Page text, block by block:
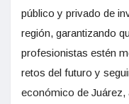
público y privado de
región, garantizando
profesionistas estén
retos del futuro y
económico de Juárez,